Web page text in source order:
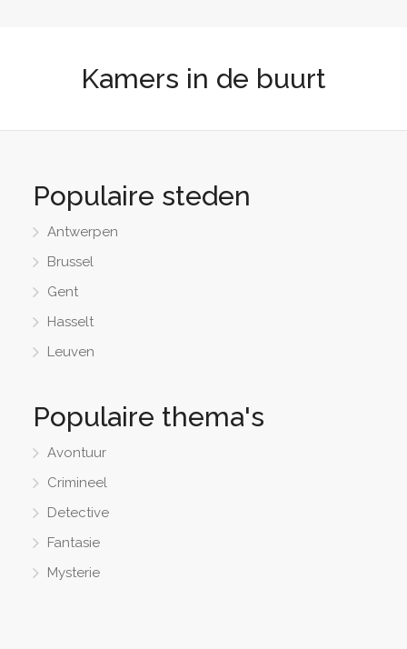
Kamers in de buurt
Populaire steden
Antwerpen
Brussel
Gent
Hasselt
Leuven
Populaire thema's
Avontuur
Crimineel
Detective
Fantasie
Mysterie